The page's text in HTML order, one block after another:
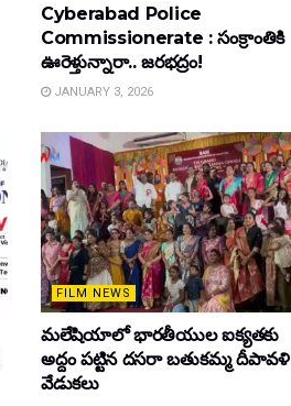
Cyberabad Police
Commissionerate : సంక్రాంతికి
ఊరెళ్తున్నారా.. జరభద్రం!
JANUARY 3, 2026
FILM NEWS
మలేషియాలో భారతీయుల ఐక్యతకు
అద్దం పట్టిన దసరా బతుకమ్మ దీపావళి
వేడుకలు